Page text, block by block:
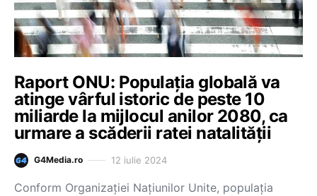
Raport ONU: Populația globală va
atinge vârful istoric de peste 10
miliarde la mijlocul anilor 2080, ca
urmare a scăderii ratei natalității
G4Media.ro 12 iulie 2024
Conform Organizației Națiunilor Unite, populația